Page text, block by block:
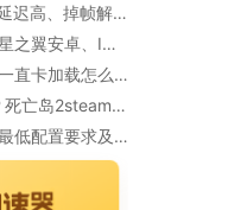
Retrowave World游戏延迟高、掉帧解决方法一览
星之翼配置要求如何？星之翼安卓、IOS、steam配置要求一览
生存国度游戏进不去、一直卡加载怎么办？看这里
Dead Island 2多少钱？死亡岛2steam售价、游戏版本区别介绍
一文带你了解赶紧送走最低配置要求及语言支持